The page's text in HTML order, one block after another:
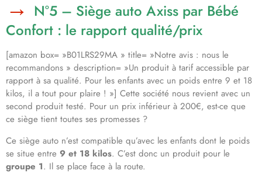
N°5 – Siège auto Axiss par Bébé
Confort : le rapport qualité/prix
[amazon box= »B01LRS29MA » title= »Notre avis : nous le
recommandons » description= »Un produit à tarif accessible par
rapport à sa qualité. Pour les enfants avec un poids entre 9 et 18
kilos, il a tout pour plaire ! »] Cette société nous revient avec un
second produit testé. Pour un prix inférieur à 200€, est-ce que
ce siège tient toutes ses promesses ?
Ce siège auto n’est compatible qu’avec les enfants dont le poids
se situe entre 9 et 18 kilos. C’est donc un produit pour le
groupe 1. Il se place face à la route.